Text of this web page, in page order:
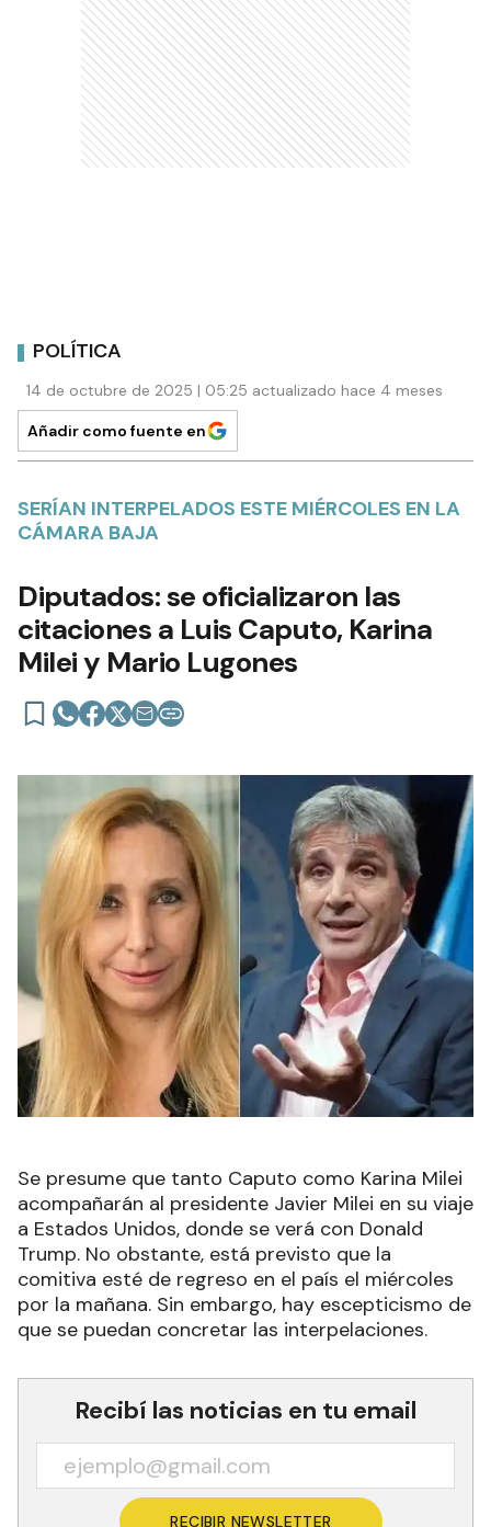
POLÍTICA
14 de octubre de 2025 | 05:25 actualizado hace 4 meses
Añadir como fuente en
SERÍAN INTERPELADOS ESTE MIÉRCOLES EN LA
CÁMARA BAJA
Diputados: se oficializaron las
citaciones a Luis Caputo, Karina
Milei y Mario Lugones
Se presume que tanto Caputo como Karina Milei
acompañarán al presidente Javier Milei en su viaje
a Estados Unidos, donde se verá con Donald
Trump. No obstante, está previsto que la
comitiva esté de regreso en el país el miércoles
por la mañana. Sin embargo, hay escepticismo de
que se puedan concretar las interpelaciones.
Recibí las noticias en tu email
RECIBIR NEWSLETTER